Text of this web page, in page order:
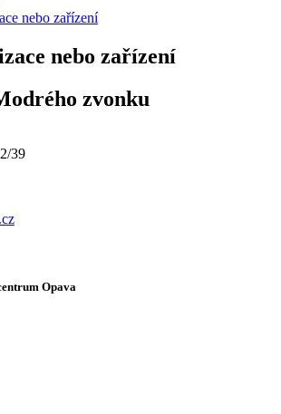
nebo zařízení
nebo zařízení
zvonku
39
Opava